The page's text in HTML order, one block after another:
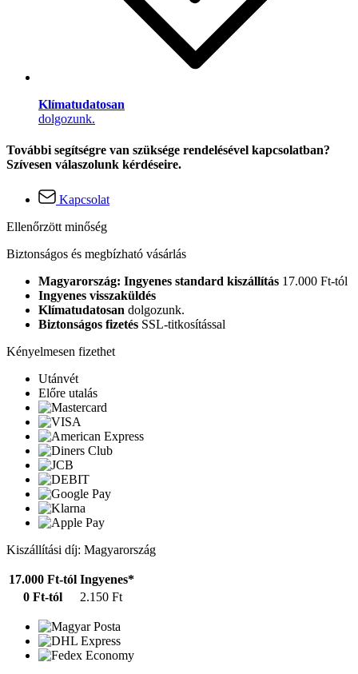
Klímatudatosan
dolgozunk.
További segítségre van szüksége rendelésével kapcsolatban?
Szívesen válaszolunk kérdéseire.
Kapcsolat
Ellenőrzött minőség
Biztonságos és megbízható vásárlás
Magyarország: Ingyenes standard kiszállítás 17.000 Ft-tól
Ingyenes visszaküldés
Klímatudatosan dolgozunk.
Biztonságos fizetés SSL-titkosítással
Kényelmesen fizethet
Utánvét
Előre utalás
Kiszállítási díj: Magyarország
17.000 Ft-tól Ingyenes*
0 Ft-tól
2.150 Ft